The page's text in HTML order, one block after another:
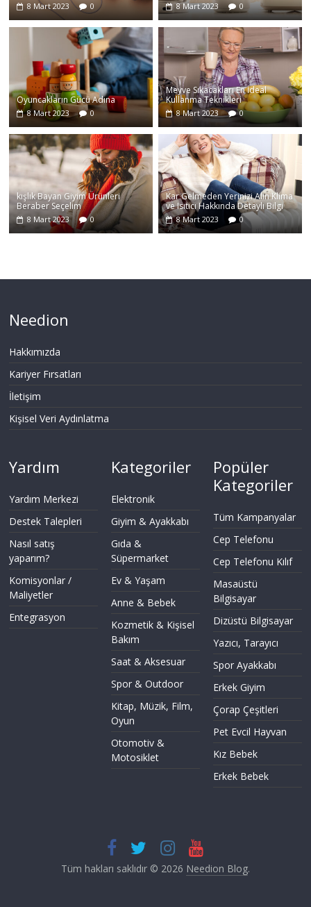
8 Mart 2023 0 8 Mart 2023 0
Oyuncakların Gücü Adına
8 Mart 2023 0
Meyve Sıkacakları En İdeal
Kullanma Teknikleri
8 Mart 2023 0
kışlık Bayan Giyim Ürünleri
Beraber Seçelim
8 Mart 2023 0
Kar Gelmeden Yerinizi Alın Klima
ve Isıtıcı Hakkında Detaylı Bilgi
8 Mart 2023 0
Needion
Hakkımızda
Kariyer Fırsatları
İletişim
Kişisel Veri Aydınlatma
Yardım
Yardım Merkezi
Destek Talepleri
Nasıl satış
yaparım?
Komisyonlar /
Maliyetler
Entegrasyon
Kategoriler
Elektronik
Giyim & Ayakkabı
Gıda &
Süpermarket
Ev & Yaşam
Anne & Bebek
Kozmetik & Kişisel
Bakım
Saat & Aksesuar
Spor & Outdoor
Kitap, Müzik, Film,
Oyun
Otomotiv &
Motosiklet
Popüler
Kategoriler
Tüm Kampanyalar
Cep Telefonu
Cep Telefonu Kılıf
Masaüstü
Bilgisayar
Dizüstü Bilgisayar
Yazıcı, Tarayıcı
Spor Ayakkabı
Erkek Giyim
Çorap Çeşitleri
Pet Evcil Hayvan
Kız Bebek
Erkek Bebek
Tüm hakları saklıdır © 2026 Needion Blog.